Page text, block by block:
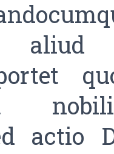
aliud
actio